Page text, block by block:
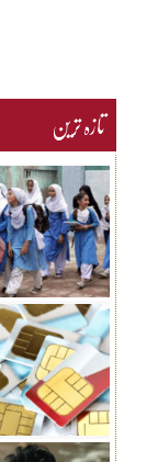
تازہ ترین